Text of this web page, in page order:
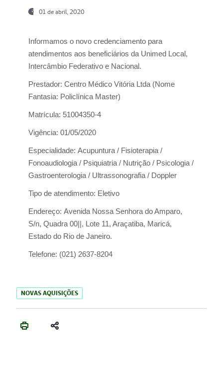
01 de abril, 2020
Informamos o novo credenciamento para
atendimentos aos beneficiários da Unimed Local,
Intercâmbio Federativo e Nacional.
Prestador: Centro Médico Vitória Ltda (Nome
Fantasia: Policlínica Master)
Matrícula: 51004350-4
Vigência: 01/05/2020
Especialidade: Acupuntura / Fisioterapia /
Fonoaudiologia / Psiquiatria / Nutrição / Psicologia /
Gastroenterologia / Ultrassonografia / Doppler
Tipo de atendimento: Eletivo
Endereço: Avenida Nossa Senhora do Amparo,
S/n, Quadra 00||, Lote 11, Araçatiba, Maricá,
Estado do Rio de Janeiro.
Telefone: (021) 2637-8204
NOVAS AQUISIÇÕES